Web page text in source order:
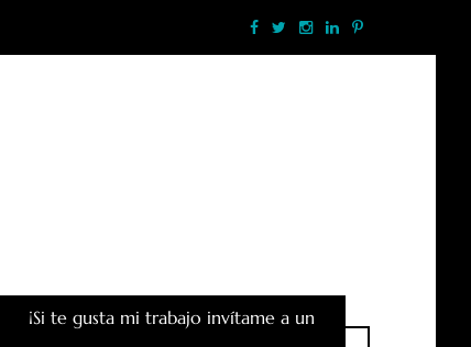
¡Si te gusta mi trabajo invítame a un